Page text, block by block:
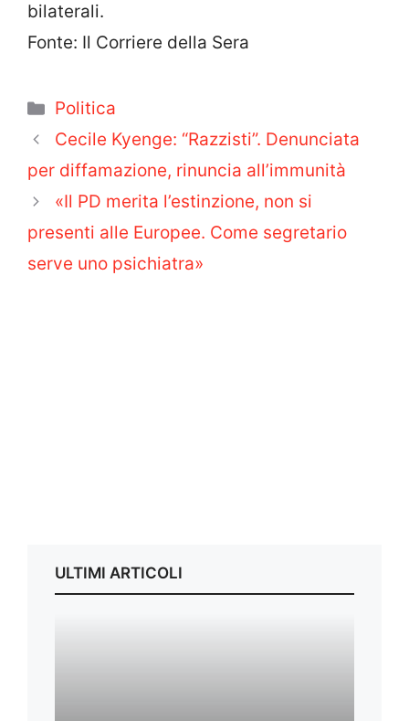
bilaterali.
Fonte: Il Corriere della Sera
Categorie
Politica
Cecile Kyenge: “Razzisti”. Denunciata
per diffamazione, rinuncia all’immunità
«Il PD merita l’estinzione, non si
presenti alle Europee. Come segretario
serve uno psichiatra»
ULTIMI ARTICOLI